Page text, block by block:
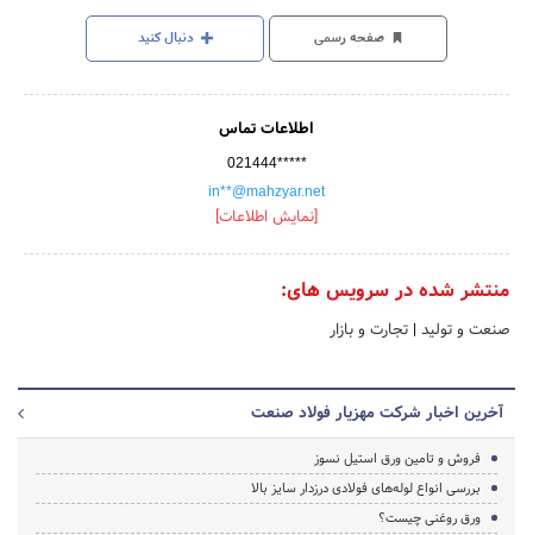
صفحه رسمی دنبال کنید
اطلاعات تماس
021444*****
in**@mahzyar.net
[نمایش اطلاعات]
منتشر شده در سرویس های:
صنعت و تولید | تجارت و بازار
آخرین اخبار شرکت مهزیار فولاد صنعت
فروش و تامین ورق استیل نسوز
بررسی انواع لوله‌های فولادی درزدار سایز بالا
ورق روغنی چیست؟